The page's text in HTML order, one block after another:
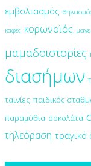
εμβολιασμός
καφές κορωνοϊός
μαμαδοιστορίες
διασήμων
ταινίες παιδικός
παραμύθια σοκολάτα
τηλεόραση